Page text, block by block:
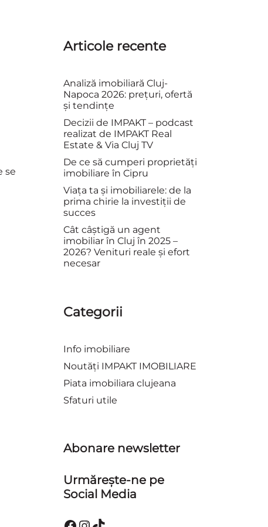
se
Articole recente
Analiză imobiliară Cluj-
Napoca 2026: prețuri, ofertă
și tendințe
Decizii de IMPAKT – podcast
realizat de IMPAKT Real
Estate & Via Cluj TV
De ce să cumperi proprietăți
imobiliare în Cipru
Viața ta și imobiliarele: de la
prima chirie la investiții de
succes
Cât câștigă un agent
imobiliar în Cluj în 2025 –
2026? Venituri reale și efort
necesar
Categorii
Info imobiliare
Noutăți IMPAKT IMOBILIARE
Piata imobiliara clujeana
Sfaturi utile
Abonare newsletter
Urmărește-ne pe
Social Media